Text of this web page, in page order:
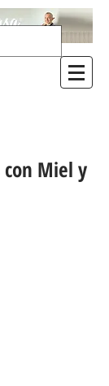
con Miel y